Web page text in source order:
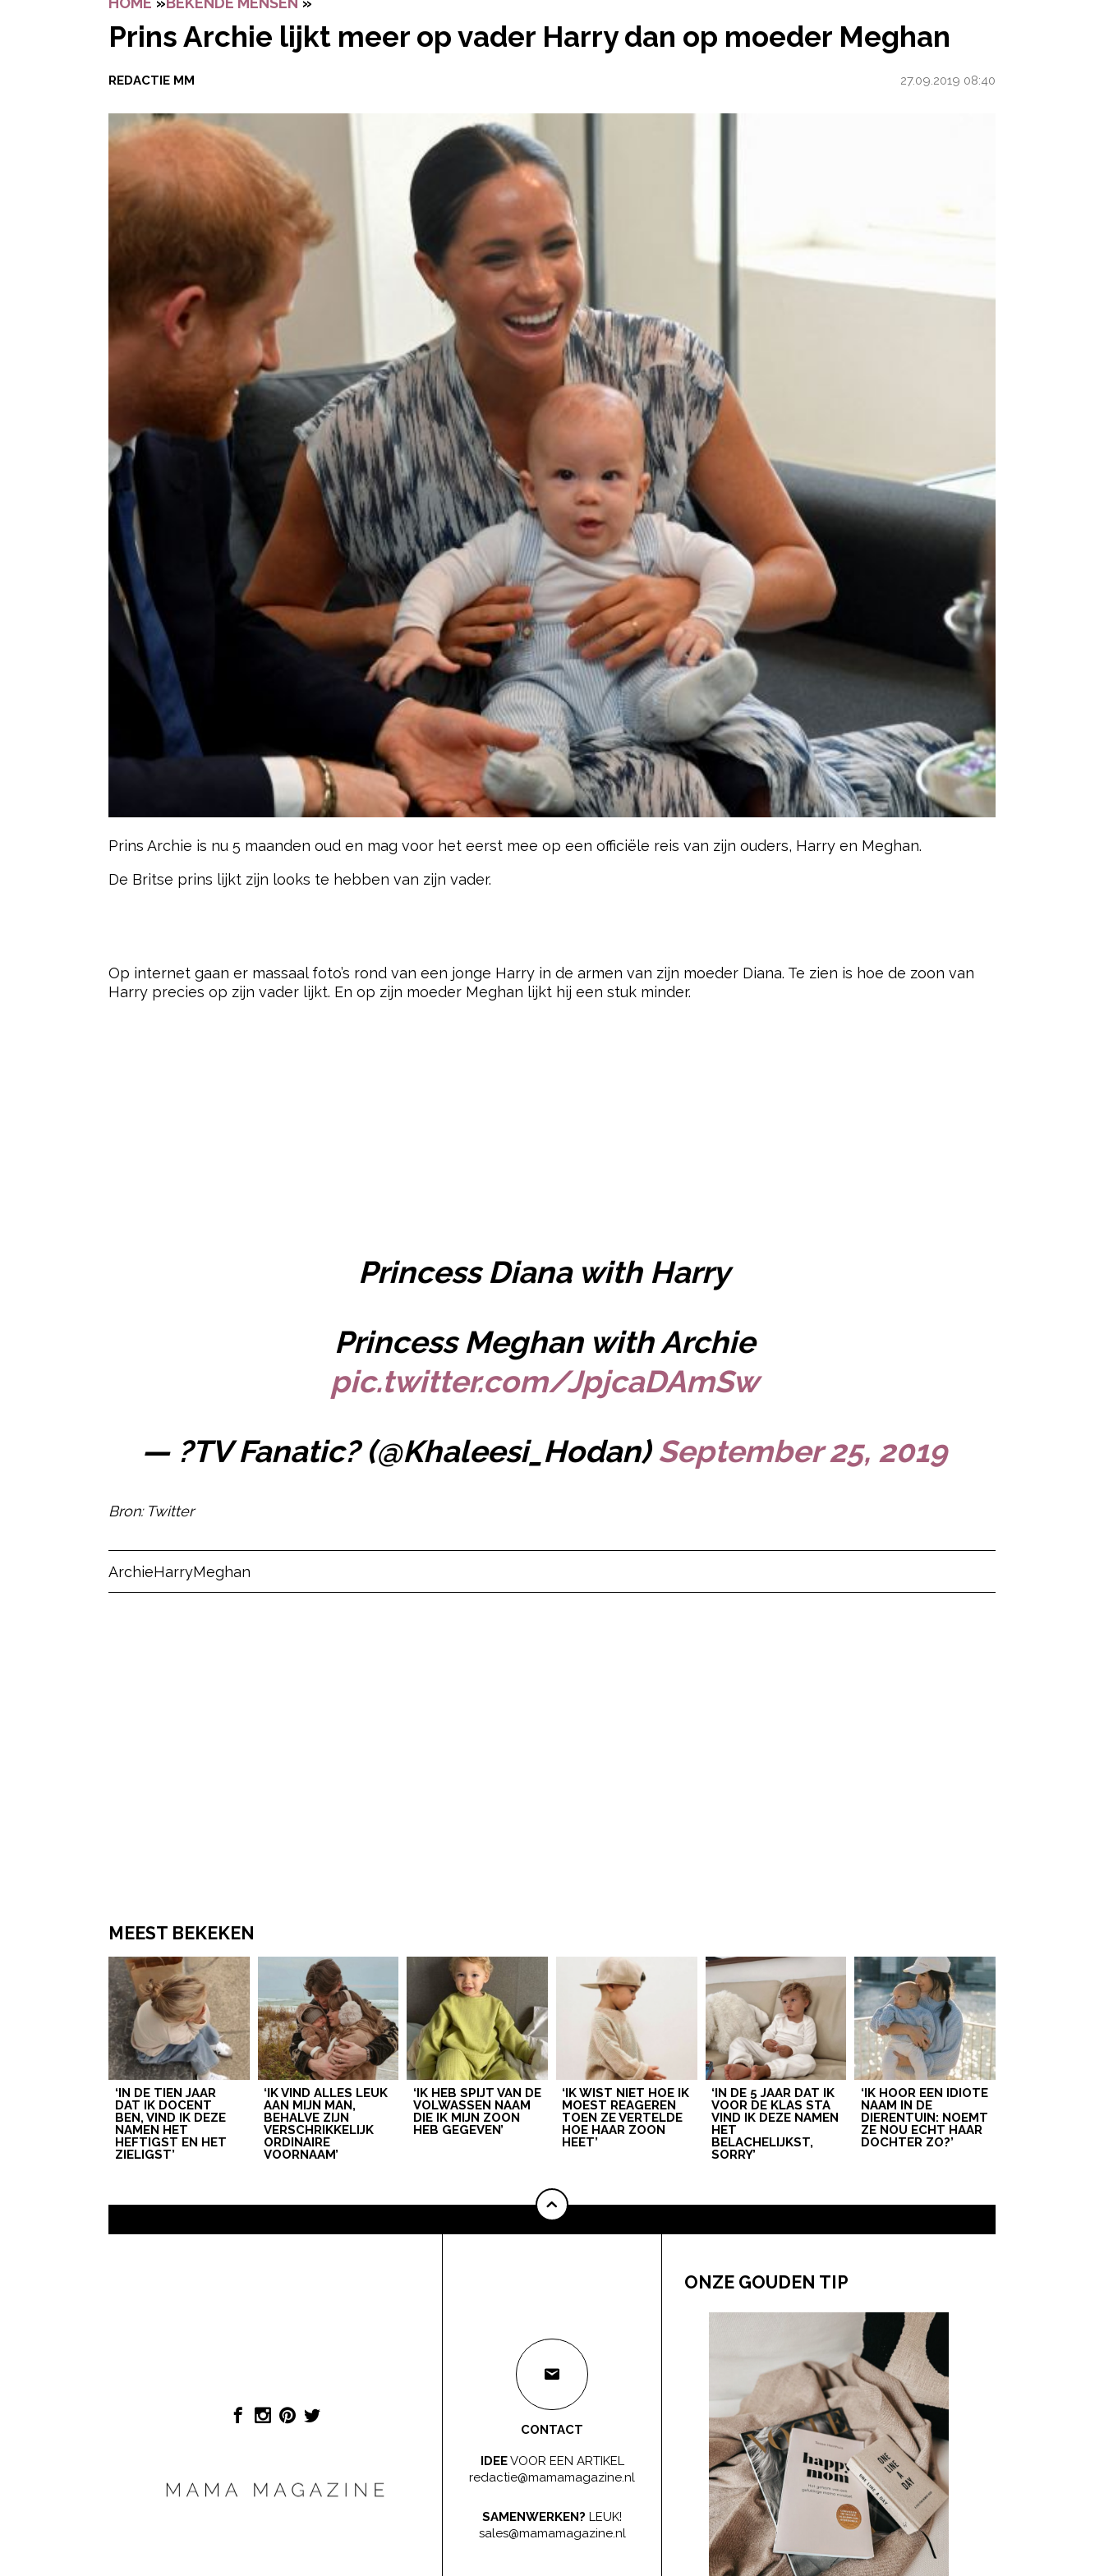
Prins Archie lijkt meer op vader Harry dan op moeder Meghan
REDACTIE MM 27.09.2019 08:40
Prins Archie is nu 5 maanden oud en mag voor het eerst mee op een officiële reis van zijn ouders, Harry en Meghan.
De Britse prins lijkt zijn looks te hebben van zijn vader.
Op internet gaan er massaal foto’s rond van een jonge Harry in de armen van zijn moeder Diana. Te zien is hoe de zoon van
Harry precies op zijn vader lijkt. En op zijn moeder Meghan lijkt hij een stuk minder.
Princess Diana with Harry
Princess Meghan with Archie
pic.twitter.com/JpjcaDAmSw
— ?TV Fanatic? (@Khaleesi_Hodan) September 25, 2019
Bron: Twitter
ArchieHarryMeghan
MEEST BEKEKEN
‘IN DE TIEN JAAR
DAT IK DOCENT
BEN, VIND IK DEZE
NAMEN HET
HEFTIGST EN HET
ZIELIGST’
‘IK VIND ALLES LEUK
AAN MIJN MAN,
BEHALVE ZIJN
VERSCHRIKKELIJK
ORDINAIRE
VOORNAAM’
‘IK HEB SPIJT VAN DE
VOLWASSEN NAAM
DIE IK MIJN ZOON
HEB GEGEVEN’
‘IK WIST NIET HOE IK
MOEST REAGEREN
TOEN ZE VERTELDE
HOE HAAR ZOON
HEET’
‘IN DE 5 JAAR DAT IK
VOOR DE KLAS STA
VIND IK DEZE NAMEN
HET
BELACHELIJKST,
SORRY’
‘IK HOOR EEN IDIOTE
NAAM IN DE
DIERENTUIN: NOEMT
ZE NOU ECHT HAAR
DOCHTER ZO?’
CONTACT
IDEEVOOR EEN ARTIKEL
redactie@mamamagazine.nl
SAMENWERKEN? LEUK!
sales@mamamagazine.nl
ONZE GOUDEN TIP